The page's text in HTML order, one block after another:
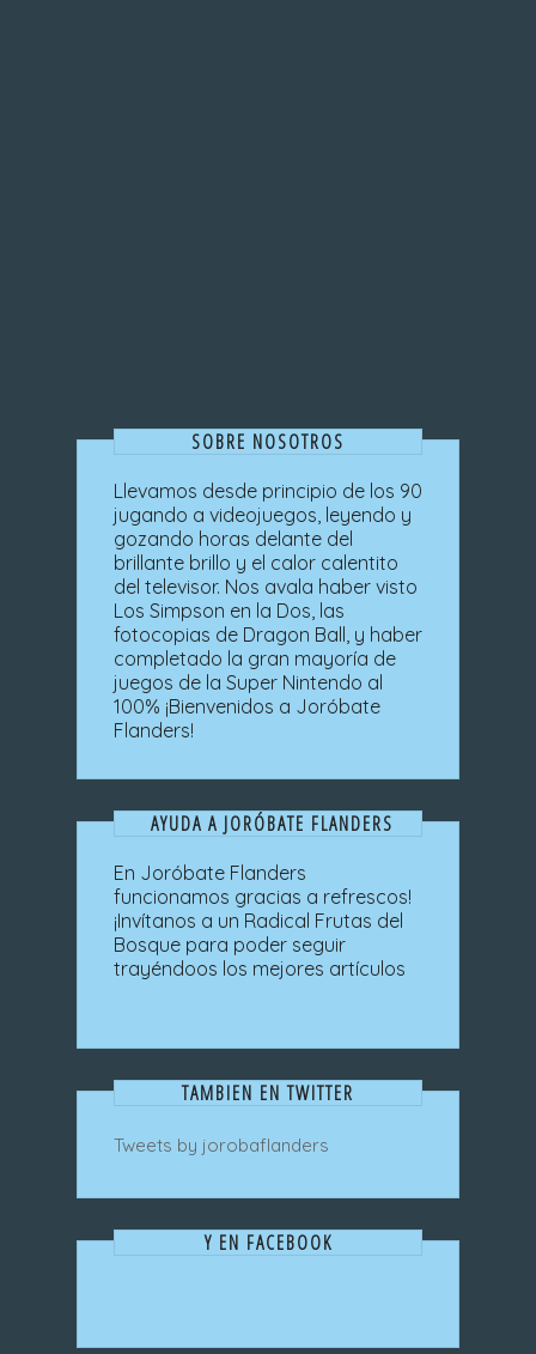
SOBRE NOSOTROS
Llevamos desde principio de los 90
jugando a videojuegos, leyendo y
gozando horas delante del
brillante brillo y el calor calentito
del televisor. Nos avala haber visto
Los Simpson en la Dos, las
fotocopias de Dragon Ball, y haber
completado la gran mayoría de
juegos de la Super Nintendo al
100% ¡Bienvenidos a Joróbate
Flanders!
AYUDA A JORÓBATE FLANDERS
En Joróbate Flanders
funcionamos gracias a refrescos!
¡Invítanos a un Radical Frutas del
Bosque para poder seguir
trayéndoos los mejores artículos
TAMBIEN EN TWITTER
Tweets by jorobaflanders
Y EN FACEBOOK